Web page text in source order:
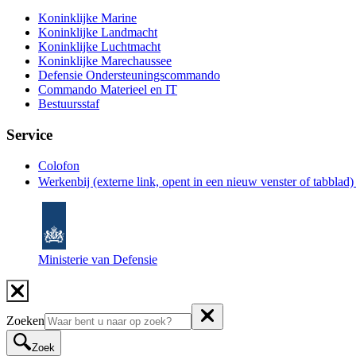
Koninklijke Marine
Koninklijke Landmacht
Koninklijke Luchtmacht
Koninklijke Marechaussee
Defensie Ondersteuningscommando
Commando Materieel en IT
Bestuursstaf
Service
Colofon
Werkenbij (externe link, opent in een nieuw venster of tabblad)
Ministerie van Defensie
Zoeken
Zoek